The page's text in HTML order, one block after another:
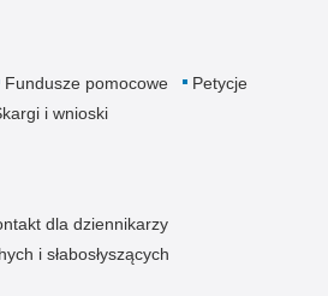
Fundusze pomocowe
Petycje
i wnioski
dla dziennikarzy
i słabosłyszących